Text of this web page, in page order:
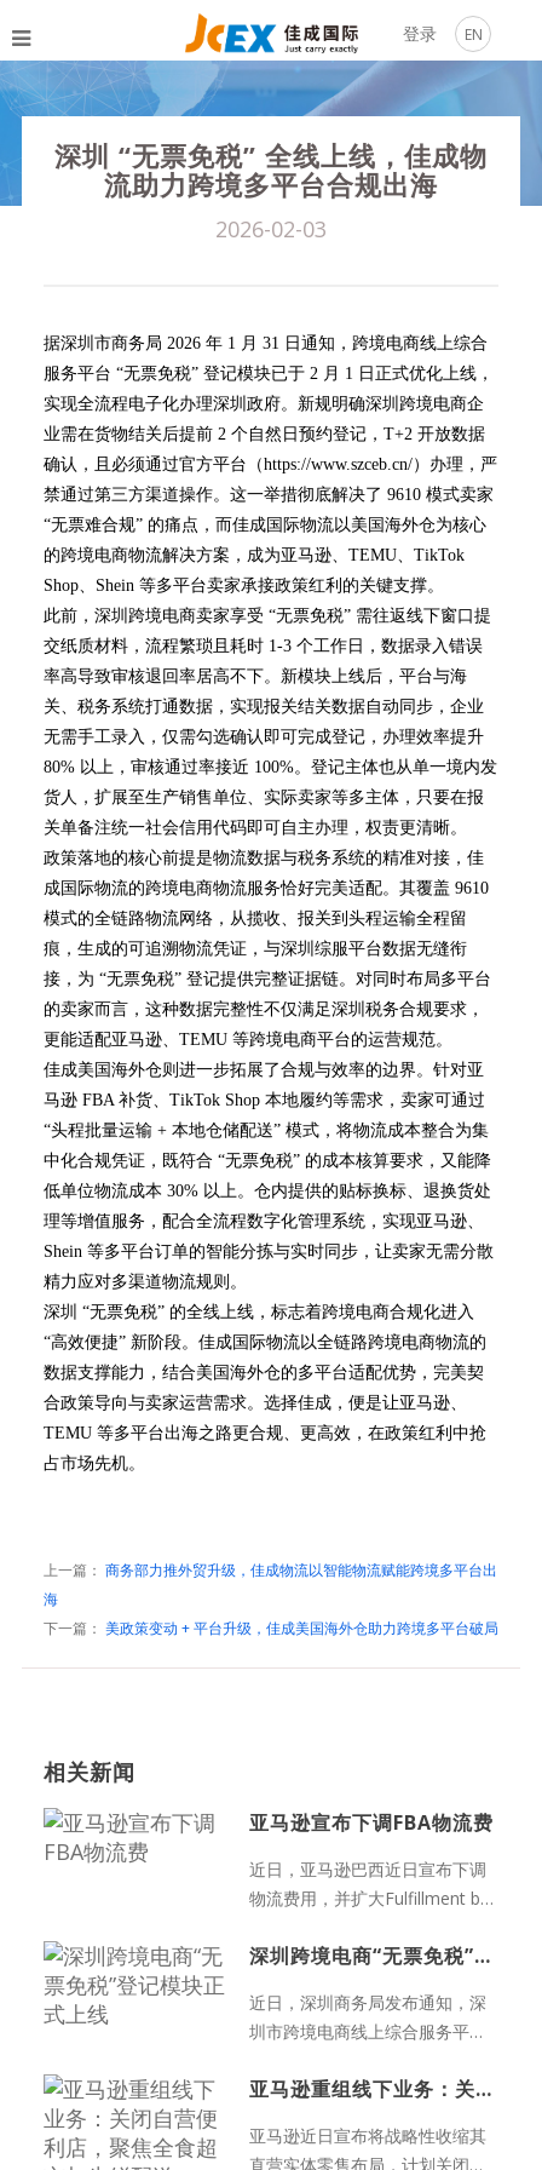
登录 EN
深圳 “无票免税” 全线上线，佳成物
流助力跨境多平台合规出海
2026-02-03
据深圳市商务局 2026 年 1 月 31 日通知，跨境电商线上综合
服务平台 “无票免税” 登记模块已于 2 月 1 日正式优化上线，
实现全流程电子化办理深圳政府。新规明确深圳跨境电商企
业需在货物结关后提前 2 个自然日预约登记，T+2 开放数据
确认，且必须通过官方平台（https://www.szceb.cn/）办理，严
禁通过第三方渠道操作。这一举措彻底解决了 9610 模式卖家
“无票难合规” 的痛点，而佳成国际物流以美国海外仓为核心
的跨境电商物流解决方案，成为亚马逊、TEMU、TikTok
Shop、Shein 等多平台卖家承接政策红利的关键支撑。
此前，深圳跨境电商卖家享受 “无票免税” 需往返线下窗口提
交纸质材料，流程繁琐且耗时 1-3 个工作日，数据录入错误
率高导致审核退回率居高不下。新模块上线后，平台与海
关、税务系统打通数据，实现报关结关数据自动同步，企业
无需手工录入，仅需勾选确认即可完成登记，办理效率提升
80% 以上，审核通过率接近 100%。登记主体也从单一境内发
货人，扩展至生产销售单位、实际卖家等多主体，只要在报
关单备注统一社会信用代码即可自主办理，权责更清晰。
政策落地的核心前提是物流数据与税务系统的精准对接，佳
成国际物流的跨境电商物流服务恰好完美适配。其覆盖 9610
模式的全链路物流网络，从揽收、报关到头程运输全程留
痕，生成的可追溯物流凭证，与深圳综服平台数据无缝衔
接，为 “无票免税” 登记提供完整证据链。对同时布局多平台
的卖家而言，这种数据完整性不仅满足深圳税务合规要求，
更能适配亚马逊、TEMU 等跨境电商平台的运营规范。
佳成美国海外仓则进一步拓展了合规与效率的边界。针对亚
马逊 FBA 补货、TikTok Shop 本地履约等需求，卖家可通过
“头程批量运输 + 本地仓储配送” 模式，将物流成本整合为集
中化合规凭证，既符合 “无票免税” 的成本核算要求，又能降
低单位物流成本 30% 以上。仓内提供的贴标换标、退换货处
理等增值服务，配合全流程数字化管理系统，实现亚马逊、
Shein 等多平台订单的智能分拣与实时同步，让卖家无需分散
精力应对多渠道物流规则。
深圳 “无票免税” 的全线上线，标志着跨境电商合规化进入
“高效便捷” 新阶段。佳成国际物流以全链路跨境电商物流的
数据支撑能力，结合美国海外仓的多平台适配优势，完美契
合政策导向与卖家运营需求。选择佳成，便是让亚马逊、
TEMU 等多平台出海之路更合规、更高效，在政策红利中抢
占市场先机。
上一篇： 商务部力推外贸升级，佳成物流以智能物流赋能跨境多平台出
海
下一篇： 美政策变动 + 平台升级，佳成美国海外仓助力跨境多平台破局
相关新闻
亚马逊宣布下调FBA物流费
近日，亚马逊巴西近日宣布下调
物流费用，并扩大Fulfillment by
深圳跨境电商“无票免税”登记模块正式上线
近日，深圳商务局发布通知，深
圳市跨境电商线上综合服务平
亚马逊重组线下业务：关闭自营便利店，聚焦全食超市与生鲜配送
亚马逊近日宣布将战略性收缩其
直营实体零售布局，计划关闭旗